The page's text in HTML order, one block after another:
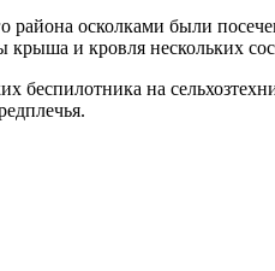
района осколками были
и кровля нескольких
беспилотника на